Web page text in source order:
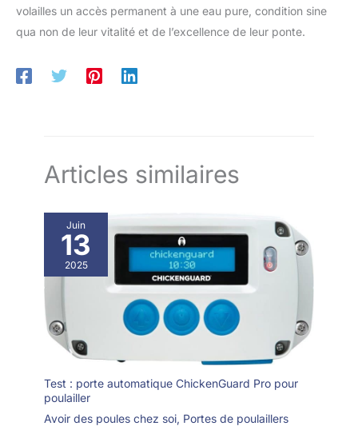
volailles un accès permanent à une eau pure, condition sine
qua non de leur vitalité et de l’excellence de leur ponte.
Articles similaires
Juin
13
2025
Test : porte automatique ChickenGuard Pro pour
poulailler
Avoir des poules chez soi, Portes de poulaillers